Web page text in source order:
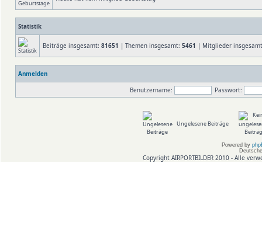
Statistik
Beiträge insgesamt: 81651 | Themen insgesamt: 5461 | Mitglieder
Anmelden
Benutzername:
Passwort:
Ungelesene Beiträge
Powered by
Copyright AIRPORTBILDER 2010 - Alle